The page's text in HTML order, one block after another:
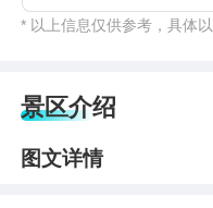
* 以上信息仅供参考，具体
景区介绍
图文详情